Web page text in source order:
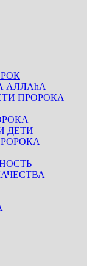
АЛЛАhА
ПРОРОКА
ДЕТИ